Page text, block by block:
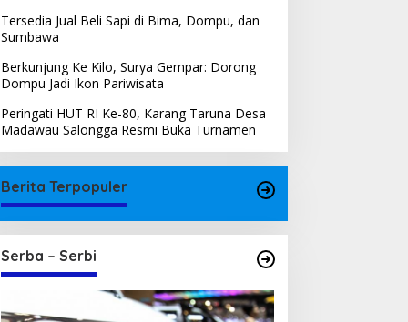
Tersedia Jual Beli Sapi di Bima, Dompu, dan
Sumbawa
Berkunjung Ke Kilo, Surya Gempar: Dorong
Dompu Jadi Ikon Pariwisata
Peringati HUT RI Ke-80, Karang Taruna Desa
Madawau Salongga Resmi Buka Turnamen
Berita Terpopuler
Serba – Serbi